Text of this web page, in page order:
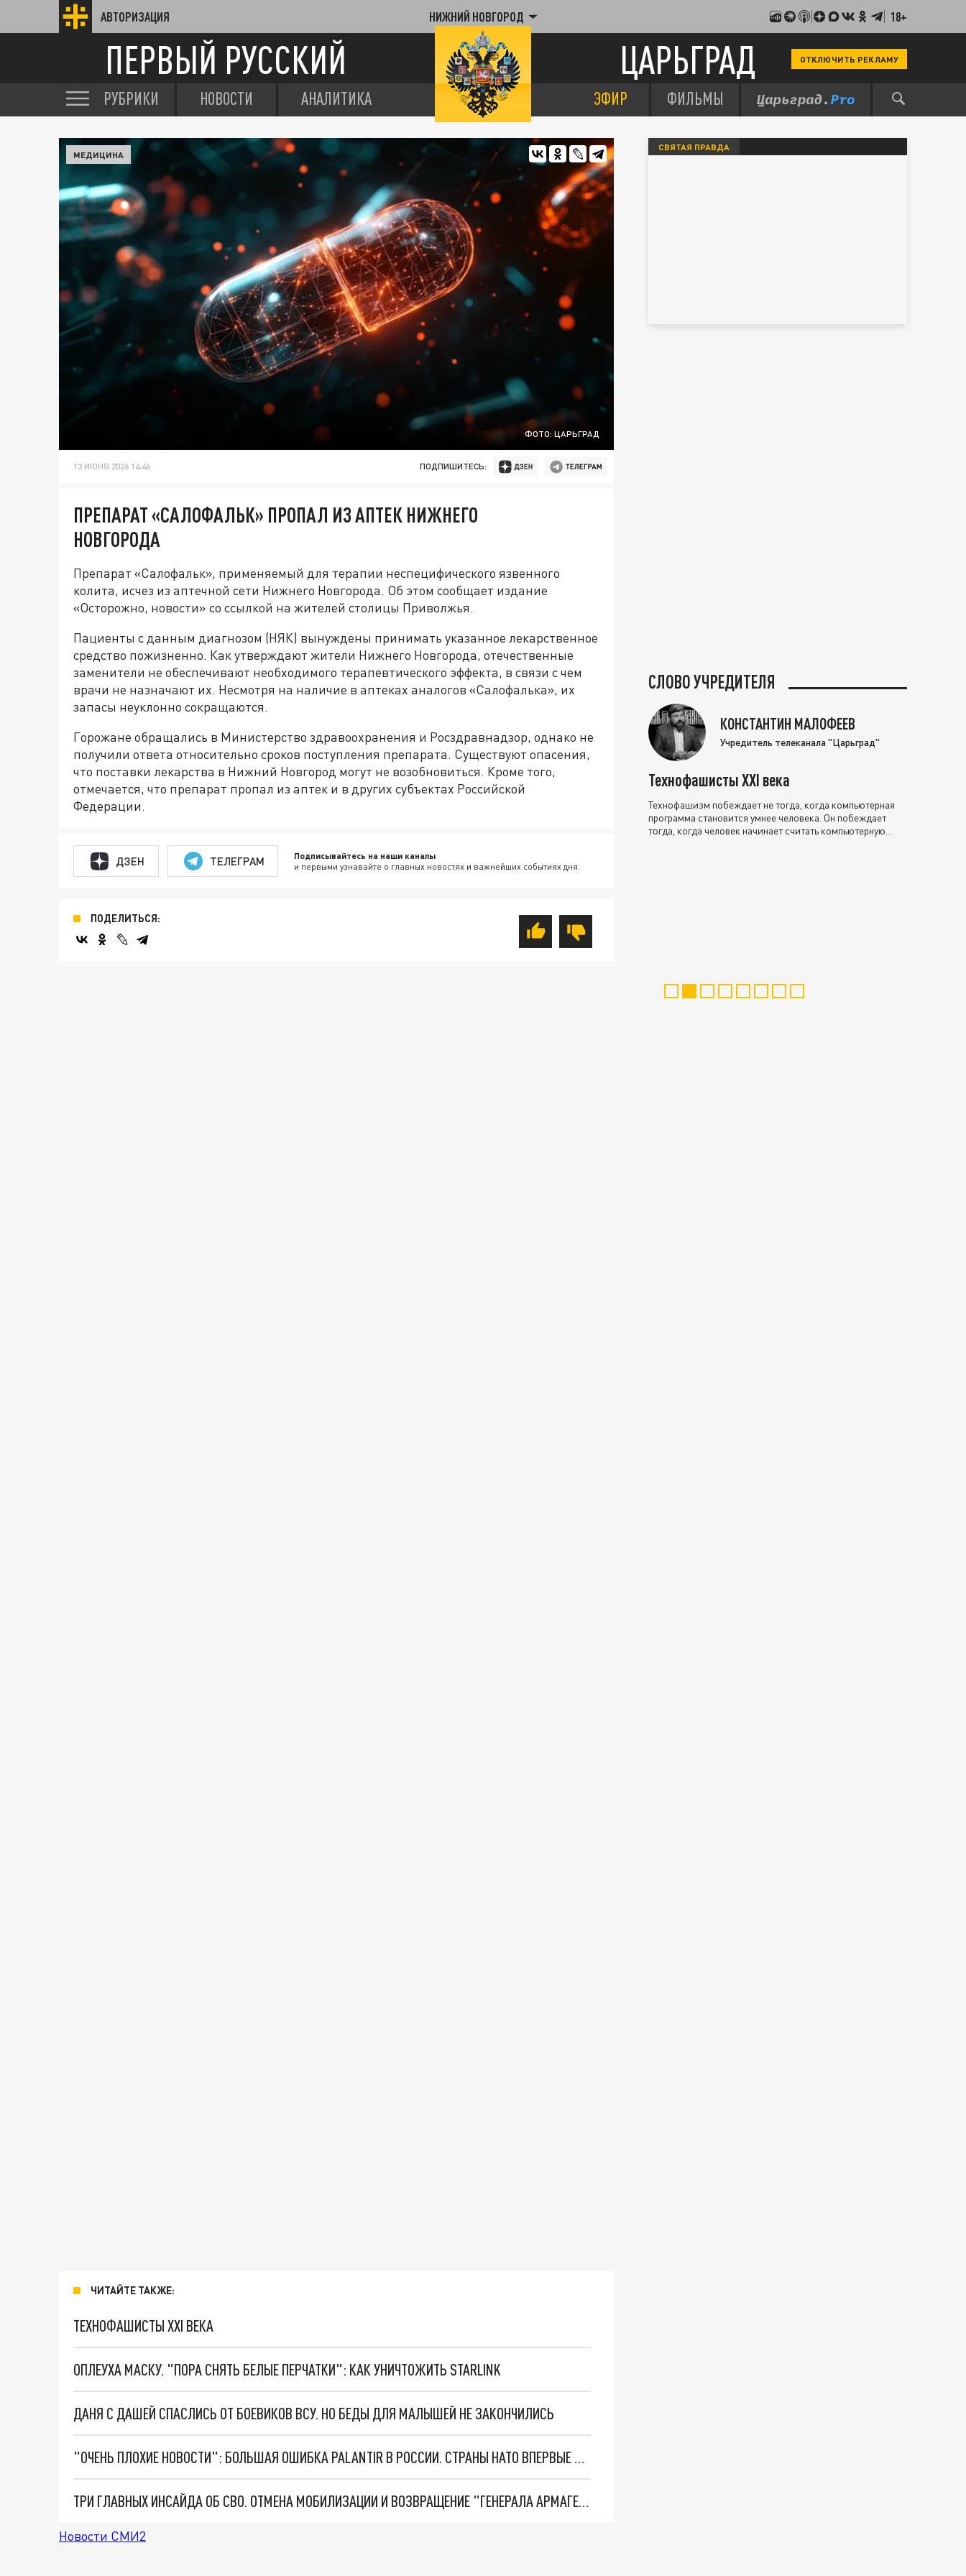
АВТОРИЗАЦИЯ НИЖНИЙ НОВГОРОД 18+
ПЕРВЫЙ РУССКИЙ ЦАРЬГРАД ОТКЛЮЧИТЬ РЕКЛАМУ
РУБРИКИ НОВОСТИ АНАЛИТИКА ЭФИР ФИЛЬМЫ
ФОТО: ЦАРЬГРАД
МЕДИЦИНА
13 ИЮНЯ 2026 14:46 ПОДПИШИТЕСЬ:
ПРЕПАРАТ «САЛОФАЛЬК» ПРОПАЛ ИЗ АПТЕК НИЖНЕГО
НОВГОРОДА
Препарат «Салофальк», применяемый для терапии неспецифического язвенного
колита, исчез из аптечной сети Нижнего Новгорода. Об этом сообщает издание
«Осторожно, новости» со ссылкой на жителей столицы Приволжья.
Пациенты с данным диагнозом (НЯК) вынуждены принимать указанное лекарственное
средство пожизненно. Как утверждают жители Нижнего Новгорода, отечественные
заменители не обеспечивают необходимого терапевтического эффекта, в связи с чем
врачи не назначают их. Несмотря на наличие в аптеках аналогов «Салофалька», их
запасы неуклонно сокращаются.
Горожане обращались в Министерство здравоохранения и Росздравнадзор, однако не
получили ответа относительно сроков поступления препарата. Существуют опасения,
что поставки лекарства в Нижний Новгород могут не возобновиться. Кроме того,
отмечается, что препарат пропал из аптек и в других субъектах Российской
Федерации.
ДЗЕН ТЕЛЕГРАМ Подписывайтесь на наши каналы
и первыми узнавайте о главных новостях и важнейших событиях дня.
ПОДЕЛИТЬСЯ:
ЧИТАЙТЕ ТАКЖЕ:
ТЕХНОФАШИСТЫ XXI ВЕКА
ОПЛЕУХА МАСКУ. "ПОРА СНЯТЬ БЕЛЫЕ ПЕРЧАТКИ": КАК УНИЧТОЖИТЬ STARLINK
ДАНЯ С ДАШЕЙ СПАСЛИСЬ ОТ БОЕВИКОВ ВСУ. НО БЕДЫ ДЛЯ МАЛЫШЕЙ НЕ ЗАКОНЧИЛИСЬ
"ОЧЕНЬ ПЛОХИЕ НОВОСТИ": БОЛЬШАЯ ОШИБКА PALANTIR В РОССИИ. СТРАНЫ НАТО ВПЕРВЫЕ ЗА СВО ОСТАНОВИЛИ ПОСТАВКИ ОРУЖИЯ. ВСУ ТЕРЯЮТ ПРИГРАНИЧЬЕ?
ТРИ ГЛАВНЫХ ИНСАЙДА ОБ СВО. ОТМЕНА МОБИЛИЗАЦИИ И ВОЗВРАЩЕНИЕ "ГЕНЕРАЛА АРМАГЕДДОНА"? ОТЛИЧНЫЕ НОВОСТИ, КОТОРЫЕ ЖДАЛИ ВСЕ
Новости СМИ2
СВЯТАЯ ПРАВДА
СЛОВО УЧРЕДИТЕЛЯ
КОНСТАНТИН МАЛОФЕЕВ
Учредитель телеканала "Царьград"
Технофашисты XXI века
Технофашизм побеждает не тогда, когда компьютерная
программа становится умнее человека. Он побеждает
тогда, когда человек начинает считать компьютерную